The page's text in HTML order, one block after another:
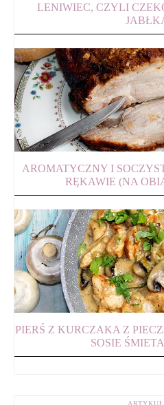
LENIWIEC, CZYLI
AROMATYCZNY I
RĘKAWIE (NA
PIERŚ Z KURCZAKA Z
SOSIE
ARTYKUŁ